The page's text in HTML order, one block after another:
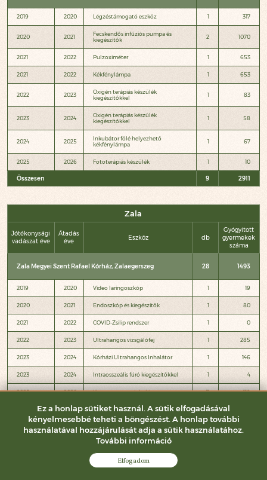
2019 2020 Légzéstámogató eszköz 1 317
2020 2021
Fecskendős infúziós pumpa és
kiegészítők
2 1070
2021 2022 Pulzoximéter 1 653
2021 2022 Kékfénylámpa 1 653
2022 2023
Oxigén terápiás készülék
kiegészítőkkel
1 83
2023 2024
Oxigén terápiás készülék
kiegészítőkkel
1 58
2024 2025
Inkubátor fölé helyezhető
kékfénylámpa
1 67
2025 2026 Fototerápiás készülék 1 10
Összesen 9 2911
Zala
Jótékonysági
vadászat éve
Átadás
éve
Eszköz db
Gyógyított
gyermekek
száma
Zala Megyei Szent Rafael Kórház, Zalaegerszeg 28 1493
2019 2020 Video laringoszkóp 1 19
2020 2021 Endoszkóp és kiegészítők 1 80
2021 2022 COVID-Zsilip rendszer 1 0
2022 2023 Ultrahangos vizsgálófej 1 285
2023 2024 Kórházi Ultrahangos Inhalátor 1 146
2023 2024 Intraosszeális fúró kiegészítőkkel 1 4
2025 2026 Kompresszoros inhalátor 7 119
2026
Hordozható mesh (membrános)
inhalátor
15
Nagykanizsai Kanizsai Dorottya Kórház
Digitális csecsemőmérleg
Ez a honlap sütiket használ. A sütik elfogadásával
kényelmesebbé teheti a böngészést. A honlap további
használatával hozzájárulását adja a sütik használatához.
További információ
Elfogadom